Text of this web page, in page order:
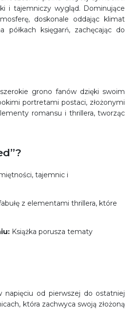
i tajemniczy wygląd. Dominujące
doskonale oddając klimat
półkach księgarń, zachęcając do
grono fanów dzięki swoim
portretami postaci, złożonymi
romansu i thrillera, tworząc
tajemnic i
z elementami thrillera, które
Książka porusza tematy
napięciu od pierwszej do ostatniej
która zachwyca swoją złożoną